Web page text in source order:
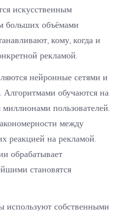
искусственным
больших объёмами
кому, когда и
рекламой.
нейронные сетями и
Алгоритмами обучаются на
пользователей.
между
реакцией на рекламой.
обрабатывает
становятся
используют собственными